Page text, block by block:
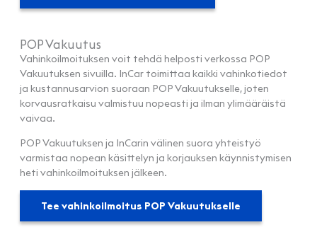
POP Vakuutus
Vahinkoilmoituksen voit tehdä helposti verkossa POP
Vakuutuksen sivuilla. InCar toimittaa kaikki vahinkotiedot
ja kustannusarvion suoraan POP Vakuutukselle, joten
korvausratkaisu valmistuu nopeasti ja ilman ylimääräistä
vaivaa.
POP Vakuutuksen ja InCarin välinen suora yhteistyö
varmistaa nopean käsittelyn ja korjauksen käynnistymisen
heti vahinkoilmoituksen jälkeen.
Tee vahinkoilmoitus POP Vakuutukselle